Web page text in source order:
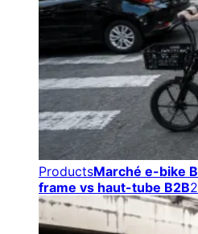
ProductsMarché e-bike
frame vs haut-tube B2B